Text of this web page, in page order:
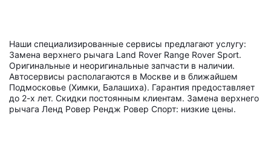
Наши специализированные сервисы предлагают услугу:
Замена верхнего рычага Land Rover Range Rover Sport.
Оригинальные и неоригинальные запчасти в наличии.
Автосервисы располагаются в Москве и в ближайшем
Подмосковье (Химки, Балашиха). Гарантия предоставляет
до 2-х лет. Скидки постоянным клиентам. Замена верхнего
рычага Ленд Ровер Рендж Ровер Спорт: низкие цены.